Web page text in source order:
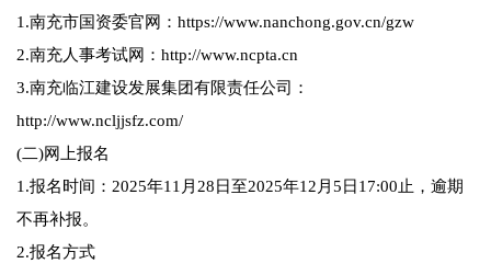
1.南充市国资委官网：https://www.nanchong.gov.cn/gzw
2.南充人事考试网：http://www.ncpta.cn
3.南充临江建设发展集团有限责任公司：
http://www.ncljjsfz.com/
(二)网上报名
1.报名时间：2025年11月28日至2025年12月5日17:00止，逾期
不再补报。
2.报名方式